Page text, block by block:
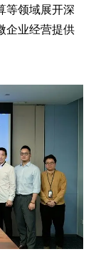
等领域展开深
企业经营提供